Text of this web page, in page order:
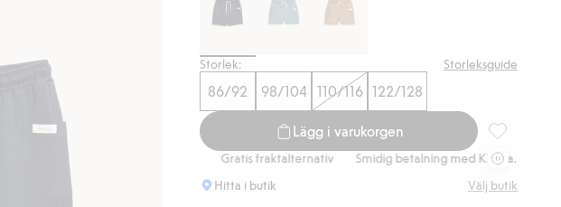
Storlek: Storleksguide
86/92 98/104 110/116 122/128
Lägg i varukorgen
Shorts i
Smidig betalning med Klarna. Gratis fraktalternativ Smidig betalning med Klarna.
Gratis
Hitta i butik
Välj butik